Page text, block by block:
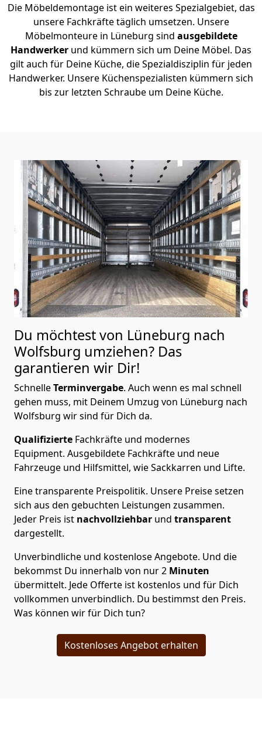
Die Möbeldemontage ist ein weiteres Spezialgebiet, das
unsere Fachkräfte täglich umsetzen. Unsere
Möbelmonteure in Lüneburg sind ausgebildete
Handwerker und kümmern sich um Deine Möbel. Das
gilt auch für Deine Küche, die Spezialdisziplin für jeden
Handwerker. Unsere Küchenspezialisten kümmern sich
bis zur letzten Schraube um Deine Küche.
Du möchtest von Lüneburg nach
Wolfsburg umziehen? Das
garantieren wir Dir!
SchnelleTerminvergabe. Auch wenn es mal schnell
gehen muss, mit Deinem Umzug von Lüneburg nach
Wolfsburg wir sind für Dich da.
Qualifizierte Fachkräfte und modernes
Equipment. Ausgebildete Fachkräfte und neue
Fahrzeuge und Hilfsmittel, wie Sackkarren und Lifte.
Eine transparente Preispolitik. Unsere Preise setzen
sich aus den gebuchten Leistungen zusammen.
Jeder Preis ist nachvollziehbar und transparent
dargestellt.
Unverbindliche und kostenlose Angebote. Und die
bekommst Du innerhalb von nur2 Minuten
übermittelt. Jede Offerte ist kostenlos und für Dich
vollkommen unverbindlich. Du bestimmst den Preis.
Was können wir für Dich tun?
Kostenloses Angebot erhalten